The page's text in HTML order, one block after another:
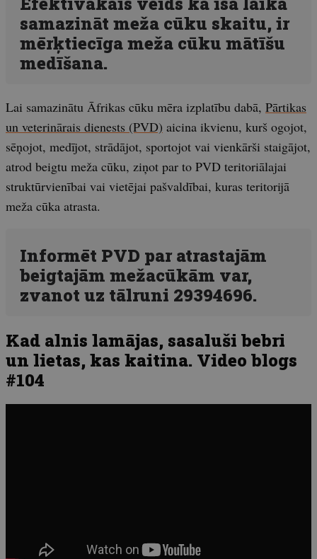
samazināt meža cūku skaitu, ir
mērķtiecīga meža cūku mātīšu
medīšana.
Lai samazinātu Āfrikas cūku mēra izplatību dabā, Pārtikas
un veterinārais dienests (PVD) aicina ikvienu, kurš ogojot,
sēņojot, medījot, strādājot, sportojot vai vienkārši staigājot,
atrod beigtu meža cūku, ziņot par to PVD teritoriālajai
struktūrvienībai vai vietējai pašvaldībai, kuras teritorijā
meža cūka atrasta.
Informēt PVD par atrastajām
beigtajām mežacūkām var,
zvanot uz tālruni 29394696.
Kad alnis lamājas, sasaluši bebri
un lietas, kas kaitina. Video blogs
#104